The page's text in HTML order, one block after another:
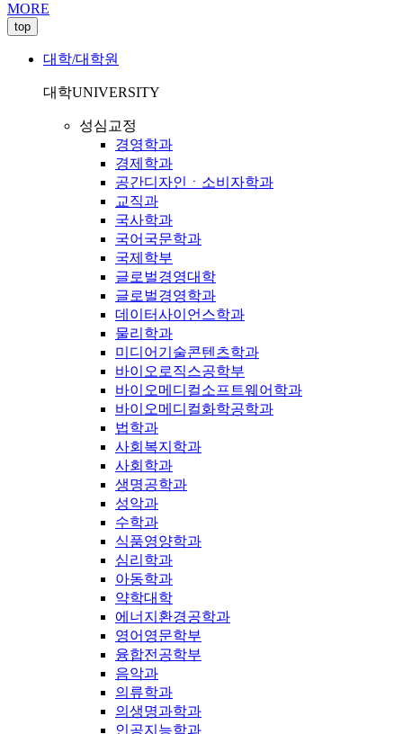
MORE
top
대학/대학원
대학UNIVERSITY
성심교정
경영학과
경제학과
공간디자인ㆍ소비자학과
교직과
국사학과
국어국문학과
국제학부
글로벌경영대학
글로벌경영학과
데이터사이언스학과
물리학과
미디어기술콘텐츠학과
바이오로직스공학부
바이오메디컬소프트웨어학과
바이오메디컬화학공학과
법학과
사회복지학과
사회학과
생명공학과
성악과
수학과
식품영양학과
심리학과
아동학과
약학대학
에너지환경공학과
영어영문학부
융합전공학부
음악과
의류학과
의생명과학과
인공지능학과